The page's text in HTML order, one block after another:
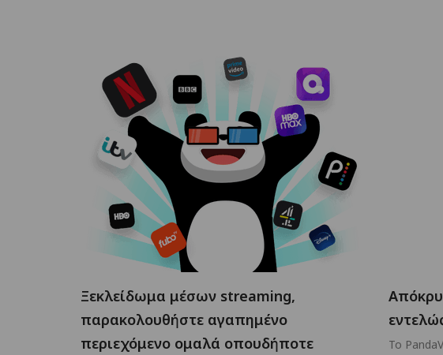
Ξεκλείδωμα μέσων streaming,
παρακολουθήστε αγαπημένο
περιεχόμενο ομαλά οπουδήποτε
Το